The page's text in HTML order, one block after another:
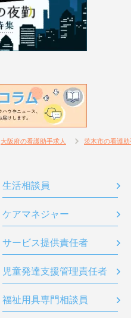
大阪府の看護助手求人 茨木市の看護
生活相談員
ケアマネジャー
サービス提供責任者
児童発達支援管理責任者
福祉用具専門相談員